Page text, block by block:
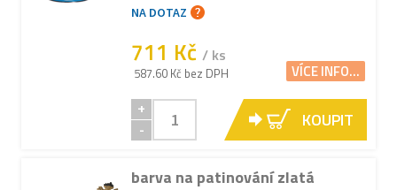
NA DOTAZ
711 Kč / ks
587.60 Kč bez DPH VÍCE INFO...
+
-
KOUPIT
barva na patinování zlatá